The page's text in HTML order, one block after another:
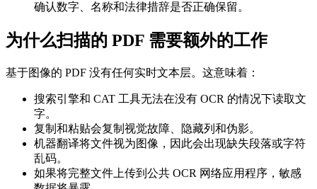
确认数字、名称和法律措辞是否正确保留。
为什么扫描的 PDF 需要额外的工作
基于图像的 PDF 没有任何实时文本层。这意味着：
搜索引擎和 CAT 工具无法在没有 OCR 的情况下读取文
字。
复制和粘贴会复制视觉故障、隐藏列和伪影。
机器翻译将文件视为图像，因此会出现缺失段落或字符
乱码。
如果将完整文件上传到公共 OCR 网络应用程序，敏感